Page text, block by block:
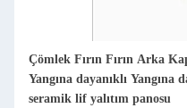
Çömlek Fırın Fırın Arka
Yangına dayanıklı
seramik lif yalıtım panosu